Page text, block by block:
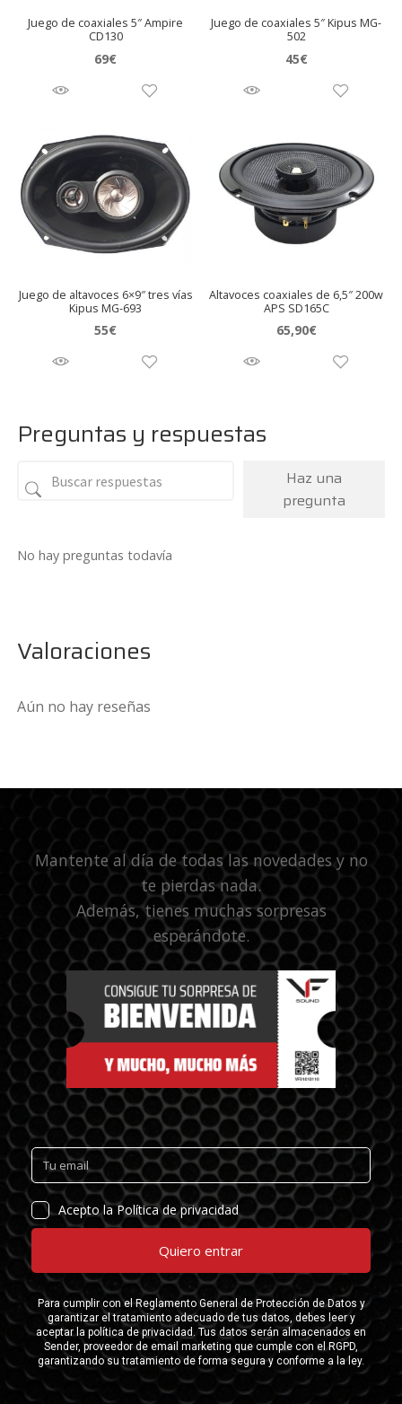
Juego de coaxiales 5″ Ampire
CD130
69€
Juego de coaxiales 5″ Kipus MG-
502
45€
Juego de altavoces 6×9″ tres vías
Kipus MG-693
55€
Altavoces coaxiales de 6,5″ 200w
APS SD165C
65,90€
Preguntas y respuestas
Haz una
pregunta
No hay preguntas todavía
Valoraciones
Aún no hay reseñas
Mantente al día de todas las novedades y no
te pierdas nada.
Además, tienes muchas sorpresas
esperándote.